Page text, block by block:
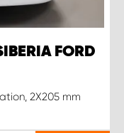
FORD
2X205 mm